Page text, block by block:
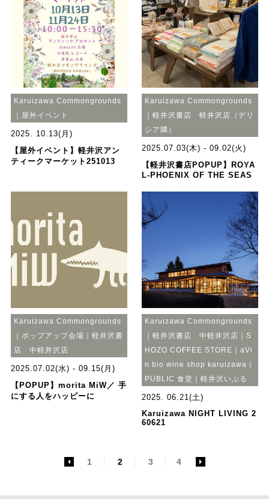
Karuizawa Commongrounds
｜屋外イベント
2025. 10.13(月)
【屋外イベント】軽井沢アン
ティークマーケット251013
Karuizawa Commongrounds
｜軽井沢書店 軽井沢店（デリ
シア隣）
2025.07.03(木) - 09.02(火)
【軽井沢書店POPUP】ROYA
L-PHOENIX OF THE SEAS
Karuizawa Commongrounds
｜ポップアップ会場｜軽井沢書
店 中軽井沢店
2025.07.02(水) - 09.15(月)
【POPUP】morita MiW／ 手
にする人をハッピーに
Karuizawa Commongrounds
｜軽井沢書店 中軽井沢店｜S
HOZO COFFEE STORE｜aVi
n bio wine shop karuizawa｜
PUBLIC 食堂｜軽井沢いぶる
2025. 06.21(土)
Karuizawa NIGHT LIVING 2
60621
1 2 3 4